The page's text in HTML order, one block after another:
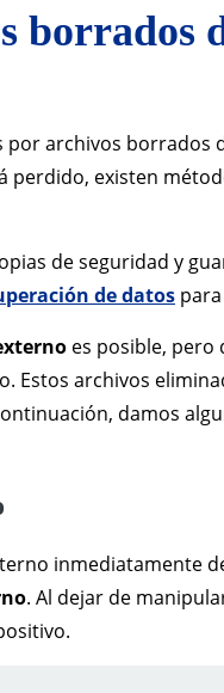
borrados
archivos borrados
perdido, existen
de seguridad y
de datos
es posible, pero
Estos archivos
damos
inmediatamente
. Al dejar de